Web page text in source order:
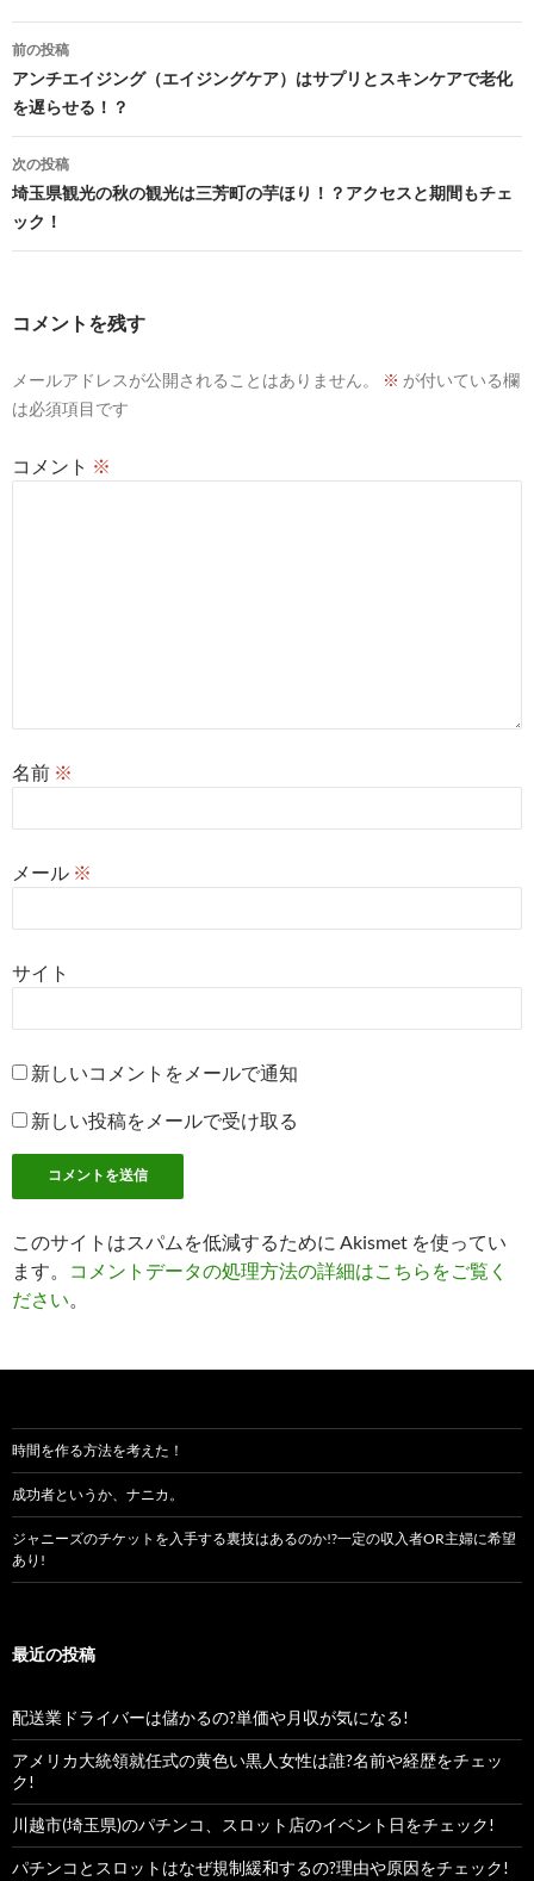
投
稿
ナ
ビ
ゲ
ー
ョ
ン
前の投稿
アンチエイジング（エイジングケア）はサプリとスキンケアで老化
を遅らせる！？
次の投稿
埼玉県観光の秋の観光は三芳町の芋ほり！？アクセスと期間もチェ
ック！
コメントを残す
メールアドレスが公開されることはありません。 ※ が付いている欄
は必須項目です
コメント ※
名前 ※
メール ※
サイト
新しいコメントをメールで通知
新しい投稿をメールで受け取る
このサイトはスパムを低減するために Akismet を使ってい
ます。
コメントデータの処理方法の詳細はこちらをご覧く
ださい。
時間を作る方法を考えた！
成功者というか、ナニカ。
ジャニーズのチケットを入手する裏技はあるのか!?一定の収入者OR主婦に希望
あり!
最近の投稿
配送業ドライバーは儲かるの?単価や月収が気になる!
アメリカ大統領就任式の黄色い黒人女性は誰?名前や経歴をチェッ
ク!
川越市(埼玉県)のパチンコ、スロット店のイベント日をチェック!
パチンコとスロットはなぜ規制緩和するの?理由や原因をチェック!